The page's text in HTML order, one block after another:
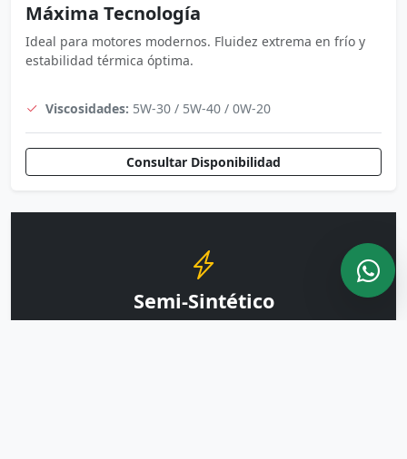
Máxima Tecnología
Ideal para motores modernos. Fluidez extrema en frío y
estabilidad térmica óptima.
Viscosidades: 5W-30 / 5W-40 / 0W-20
Consultar Disponibilidad
Semi-Sintético